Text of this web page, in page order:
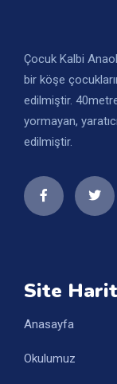
Çocuk Kalbi
bir köşe
edilmiştir.
yormayan,
edilmiştir.
Site
Anasayfa
Okulumuz